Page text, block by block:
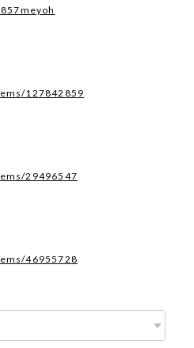
127842859
29496547
46955728